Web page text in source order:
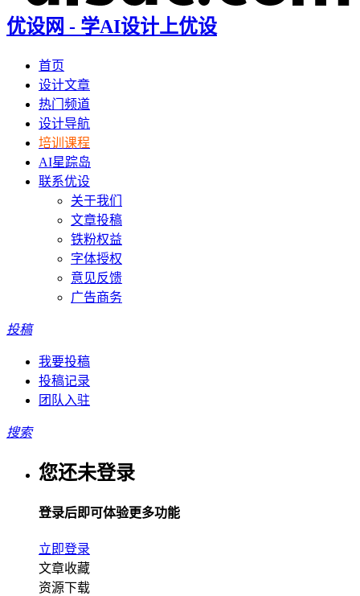
优设网 - 学AI设计上优设
首页
设计文章
热门频道
设计导航
培训课程
AI星踪岛
联系优设
关于我们
文章投稿
铁粉权益
字体授权
意见反馈
广告商务
投稿
我要投稿
投稿记录
团队入驻
搜索
您还未登录
登录后即可体验更多功能
立即登录
文章收藏
资源下载